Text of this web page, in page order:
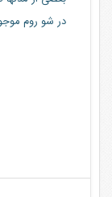
در شو روم